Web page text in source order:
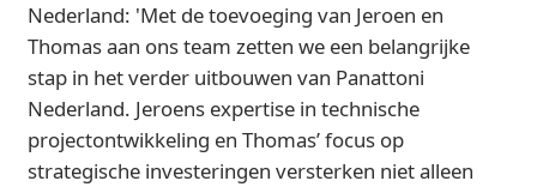
Nederland: 'Met de toevoeging van Jeroen en
Thomas aan ons team zetten we een belangrijke
stap in het verder uitbouwen van Panattoni
Nederland. Jeroens expertise in technische
projectontwikkeling en Thomas’ focus op
strategische investeringen versterken niet alleen